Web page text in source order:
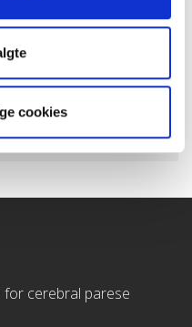
cookies
ved Slettestrand ›
›
for cerebral parese